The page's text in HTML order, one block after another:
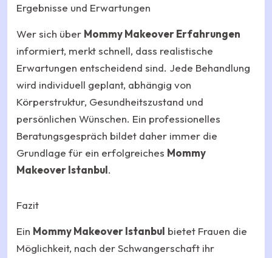
Ergebnisse und Erwartungen
Wer sich über Mommy Makeover Erfahrungen
informiert, merkt schnell, dass realistische
Erwartungen entscheidend sind. Jede Behandlung
wird individuell geplant, abhängig von
Körperstruktur, Gesundheitszustand und
persönlichen Wünschen. Ein professionelles
Beratungsgespräch bildet daher immer die
Grundlage für ein erfolgreiches Mommy
Makeover Istanbul.
Fazit
Ein Mommy Makeover Istanbul bietet Frauen die
Möglichkeit, nach der Schwangerschaft ihr